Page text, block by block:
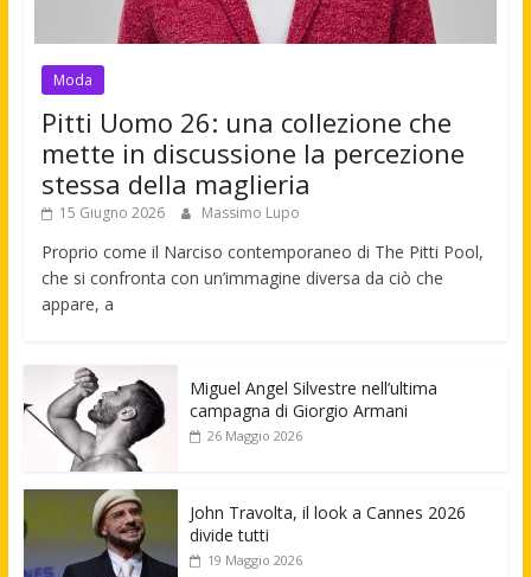
Moda
Pitti Uomo 26: una collezione che
mette in discussione la percezione
stessa della maglieria
15 Giugno 2026 Massimo Lupo
Proprio come il Narciso contemporaneo di The Pitti Pool,
che si confronta con un’immagine diversa da ciò che
appare, a
Miguel Angel Silvestre nell’ultima
campagna di Giorgio Armani
26 Maggio 2026
John Travolta, il look a Cannes 2026
divide tutti
19 Maggio 2026